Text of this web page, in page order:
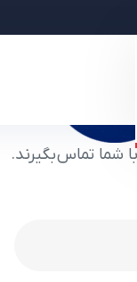
شما تماس بگیرند.